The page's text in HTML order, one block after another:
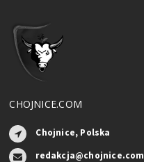
CHOJNICE.COM
Chojnice, Polska
redakcja@chojnice.com